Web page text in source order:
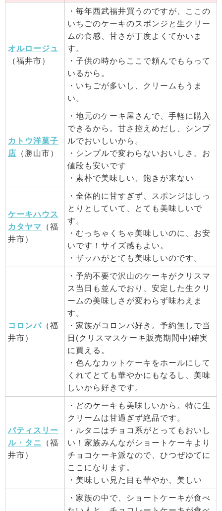
オルロージュ
（福井市）
・毎年西武福井買うのですが、ここの
いちごのケーキのスポンジと生クリー
ムの食感、甘さが丁度よくてかいま
す。
・子供の時からここで頼んでもらって
いるから。
・いちごが多いし、クリームもうま
い。
カトウ洋菓子
店 （勝山市）
・地元のケーキ屋さんで、手軽に購入
できるから。甘さ控えめだし、シンプ
ルでおいしいから。
・シンプルで変わらないおいしさ。お
値段も安いです
・素朴で美味しい、飽きが来ない
ケーキハウス
カタヤマ
（福
井市）
・全体的に甘すぎず、スポンジはしっ
とりとしていて、とても美味しいで
す。
・むっちゃくちゃ美味しいのに、お安
いです！サイズ感もよい。
・ザッハがとても美味しいのです。
コロンバ （福
井市）
・予約不要で沢山のケーキがクリスマ
ス当日も並んでおり、安定した生クリ
ームの美味しさが変わらず味わえま
す。
・家族がコロンバ好き。予約無しで当
日(クリスマスケーキ販売期間中)確実
に買える。
・色んなカットケーキをホールにして
くれてとても華やかにもなるし、美味
しいから好きです。
パティスリー
ル・タニ
（福
井市）
・どのケーキも美味しいから。特に生
クリームは甘過ぎず絶品です。
・ルタニはチョコ系がとってもおいし
い！家族みんながショートケーキより
チョコケーキ派なので、ひつぜゆてに
ここになります。
・美味しい見た目も華やか、美しい
・家族の中で、ショートケーキが食べ